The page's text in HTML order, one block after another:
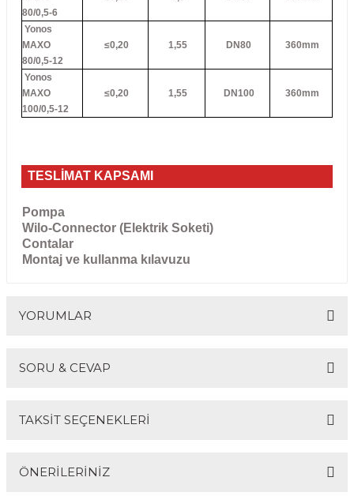
80/0,5-6
Yonos
MAXO
80/0,5-12
≤0,20 1,55 DN80 360mm
Yonos
MAXO
100/0,5-12
≤0,20 1,55 DN100 360mm
TESLİMAT KAPSAMI
Pompa
Wilo-Connector (Elektrik Soketi)
Contalar
Montaj ve kullanma kılavuzu
YORUMLAR
SORU & CEVAP
TAKSİT SEÇENEKLERİ
ÖNERİLERİNİZ